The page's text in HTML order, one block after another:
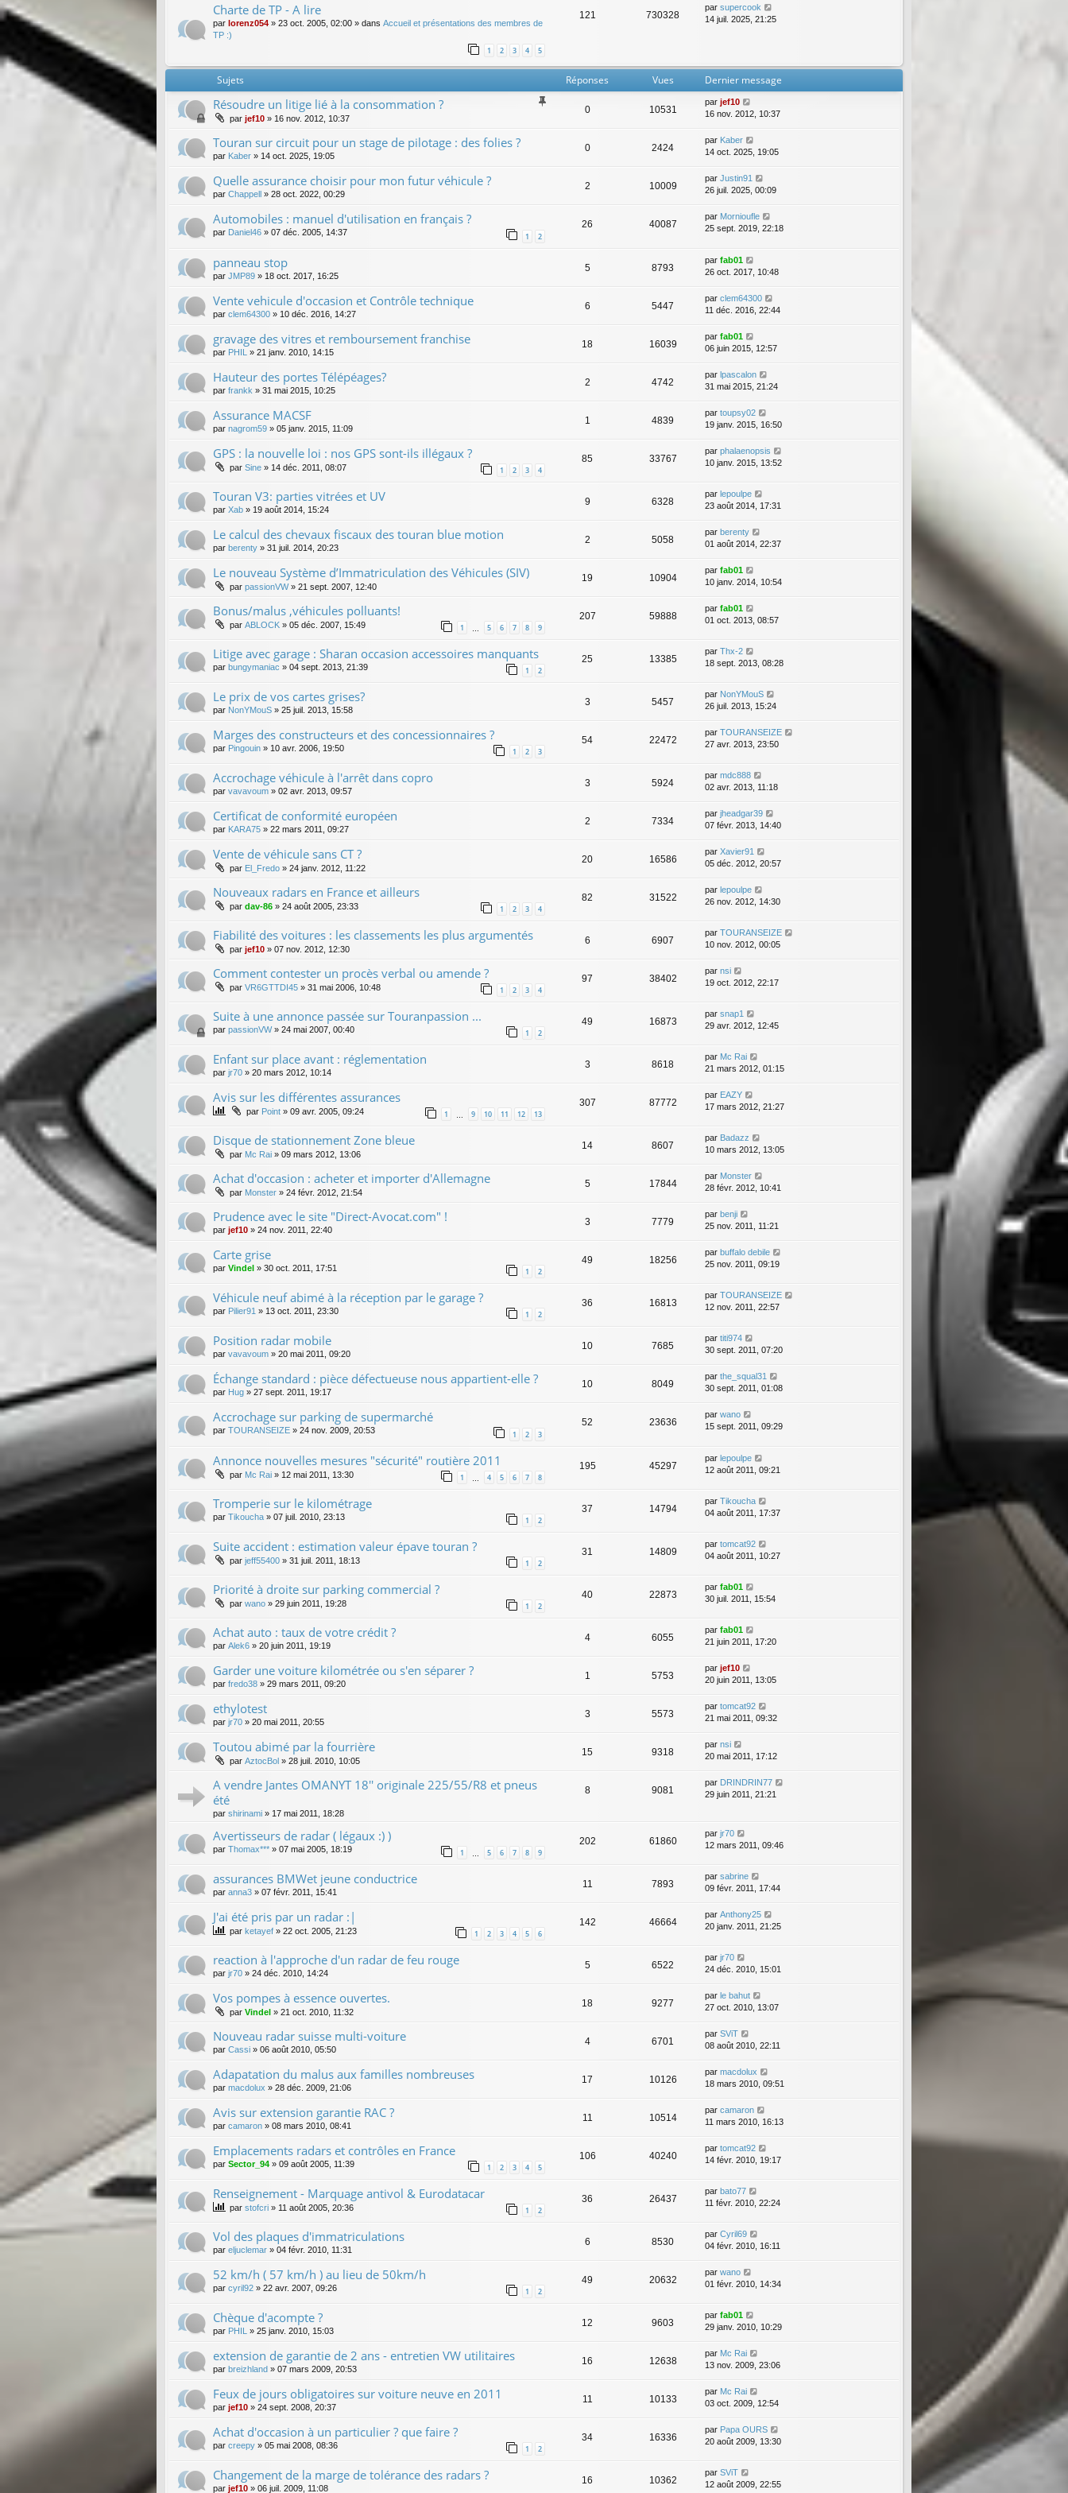
Charte de TP - A lire
par lorenz054 » 23 oct. 2005, 02:00 » dans Accueil et présentations des membres de
TP :)
1 2 3 4 5
121 730328
par supercook
14 juil. 2025, 21:25
Sujets Réponses Vues Dernier message
Résoudre un litige lié à la consommation ?
par jef10 » 16 nov. 2012, 10:37
0 10531
par jef10
16 nov. 2012, 10:37
Touran sur circuit pour un stage de pilotage : des folies ?
par Kaber » 14 oct. 2025, 19:05
0 2424
par Kaber
14 oct. 2025, 19:05
Quelle assurance choisir pour mon futur véhicule ?
par Chappell » 28 oct. 2022, 00:29
2 10009
par Justin91
26 juil. 2025, 00:09
Automobiles : manuel d'utilisation en français ?
par Daniel46 » 07 déc. 2005, 14:37 1 2
26 40087
par Mornioufle
25 sept. 2019, 22:18
panneau stop
par JMP89 » 18 oct. 2017, 16:25
5 8793
par fab01
26 oct. 2017, 10:48
Vente vehicule d'occasion et Contrôle technique
par clem64300 » 10 déc. 2016, 14:27
6 5447
par clem64300
11 déc. 2016, 22:44
gravage des vitres et remboursement franchise
par PHIL » 21 janv. 2010, 14:15
18 16039
par fab01
06 juin 2015, 12:57
Hauteur des portes Télépéages?
par frankk » 31 mai 2015, 10:25
2 4742
par lpascalon
31 mai 2015, 21:24
Assurance MACSF
par nagrom59 » 05 janv. 2015, 11:09
1 4839
par toupsy02
19 janv. 2015, 16:50
GPS : la nouvelle loi : nos GPS sont-ils illégaux ?
par Sine » 14 déc. 2011, 08:07 1 2 3 4
85 33767
par phalaenopsis
10 janv. 2015, 13:52
Touran V3: parties vitrées et UV
par Xab » 19 août 2014, 15:24
9 6328
par lepoulpe
23 août 2014, 17:31
Le calcul des chevaux fiscaux des touran blue motion
par berenty » 31 juil. 2014, 20:23
2 5058
par berenty
01 août 2014, 22:37
Le nouveau Système d’Immatriculation des Véhicules (SIV)
par passionVW» 21 sept. 2007, 12:40
19 10904
par fab01
10 janv. 2014, 10:54
Bonus/malus ,véhicules polluants!
par ABLOCK » 05 déc. 2007, 15:49 1 5 6 7 8 9
207 59888
par fab01
01 oct. 2013, 08:57
Litige avec garage : Sharan occasion accessoires manquants
par bungymaniac » 04 sept. 2013, 21:39 1 2
25 13385
par Thx-2
18 sept. 2013, 08:28
Le prix de vos cartes grises?
par NonYMouS » 25 juil. 2013, 15:58
3 5457
par NonYMouS
26 juil. 2013, 15:24
Marges des constructeurs et des concessionnaires ?
par Pingouin » 10 avr. 2006, 19:50 1 2 3
54 22472
par TOURANSEIZE
27 avr. 2013, 23:50
Accrochage véhicule à l'arrêt dans copro
par vavavoum » 02 avr. 2013, 09:57
3 5924
par mdc888
02 avr. 2013, 11:18
Certificat de conformité européen
par KARA75 » 22 mars 2011, 09:27
2 7334
par jheadgar39
07 févr. 2013, 14:40
Vente de véhicule sans CT ?
par El_Fredo » 24 janv. 2012, 11:22
20 16586
par Xavier91
05 déc. 2012, 20:57
Nouveaux radars en France et ailleurs
par dav-86 » 24 août 2005, 23:33 1 2 3 4
82 31522
par lepoulpe
26 nov. 2012, 14:30
Fiabilité des voitures : les classements les plus argumentés
par jef10 » 07 nov. 2012, 12:30
6 6907
par TOURANSEIZE
10 nov. 2012, 00:05
Comment contester un procès verbal ou amende ?
par VR6GTTDI45 » 31 mai 2006, 10:48 1 2 3 4
97 38402
par nsi
19 oct. 2012, 22:17
Suite à une annonce passée sur Touranpassion ...
par passionVW» 24 mai 2007, 00:40 1 2
49 16873
par snap1
29 avr. 2012, 12:45
Enfant sur place avant : réglementation
par jr70 » 20 mars 2012, 10:14
3 8618
par Mc Rai
21 mars 2012, 01:15
Avis sur les différentes assurances
par Point » 09 avr. 2005, 09:24 1 … 9 10 11 12 13
307 87772
par EAZY
17 mars 2012, 21:27
Disque de stationnement Zone bleue
par Mc Rai » 09 mars 2012, 13:06
14 8607
par Badazz
10 mars 2012, 13:05
Achat d'occasion : acheter et importer d'Allemagne
par Monster » 24 févr. 2012, 21:54
5 17844
par Monster
28 févr. 2012, 10:41
Prudence avec le site "Direct-Avocat.com" !
par jef10 » 24 nov. 2011, 22:40
3 7779
par benji
25 nov. 2011, 11:21
Carte grise
par Vindel » 30 oct. 2011, 17:51 1 2
49 18256
par buffalo debile
25 nov. 2011, 09:19
Véhicule neuf abimé à la réception par le garage ?
par Pilier91 » 13 oct. 2011, 23:30 1 2
36 16813
par TOURANSEIZE
12 nov. 2011, 22:57
Position radar mobile
par vavavoum » 20 mai 2011, 09:20
10 7685
par titi974
30 sept. 2011, 07:20
Échange standard : pièce défectueuse nous appartient-elle ?
par Hug » 27 sept. 2011, 19:17
10 8049
par the_squal31
30 sept. 2011, 01:08
Accrochage sur parking de supermarché
par TOURANSEIZE » 24 nov. 2009, 20:53 1 2 3
52 23636
par wano
15 sept. 2011, 09:29
Annonce nouvelles mesures "sécurité" routière 2011
par Mc Rai » 12 mai 2011, 13:30 1 4 5 6 7 8
195 45297
par lepoulpe
12 août 2011, 09:21
Tromperie sur le kilométrage
par Tikoucha » 07 juil. 2010, 23:13 1 2
37 14794
par Tikoucha
04 août 2011, 17:37
Suite accident : estimation valeur épave touran ?
par jeff55400 » 31 juil. 2011, 18:13 1 2
31 14809
par tomcat92
04 août 2011, 10:27
Priorité à droite sur parking commercial ?
par wano » 29 juin 2011, 19:28 1 2
40 22873
par fab01
30 juil. 2011, 15:54
Achat auto : taux de votre crédit ?
par Alek6 » 20 juin 2011, 19:19
4 6055
par fab01
21 juin 2011, 17:20
Garder une voiture kilométrée ou s'en séparer ?
par fredo38 » 29 mars 2011, 09:20
1 5753
par jef10
20 juin 2011, 13:05
ethylotest
par jr70 » 20 mai 2011, 20:55
3 5573
par tomcat92
21 mai 2011, 09:32
Toutou abimé par la fourrière
par AztocBol » 28 juil. 2010, 10:05
15 9318
par nsi
20 mai 2011, 17:12
A vendre Jantes OMANYT 18'' originale 225/55/R8 et pneus
été
par shirinami » 17 mai 2011, 18:28
8 9081
par DRINDRIN77
29 juin 2011, 21:21
Avertisseurs de radar ( légaux :) )
par Thomax*** » 07 mai 2005, 18:19 1 … 5 6 7 8 9
202 61860
par jr70
12 mars 2011, 09:46
assurances BMWet jeune conductrice
par anna3 » 07 févr. 2011, 15:41
11 7893
par sabrine
09 févr. 2011, 17:44
J'ai été pris par un radar :|
par ketayef » 22 oct. 2005, 21:23 1 2 3 4 5 6
142 46664
par Anthony25
20 janv. 2011, 21:25
reaction à l'approche d'un radar de feu rouge
par jr70 » 24 déc. 2010, 14:24
5 6522
par jr70
24 déc. 2010, 15:01
Vos pompes à essence ouvertes.
par Vindel » 21 oct. 2010, 11:32
18 9277
par le bahut
27 oct. 2010, 13:07
Nouveau radar suisse multi-voiture
par Cassi » 06 août 2010, 05:50
4 6701
par SViT
08 août 2010, 22:11
Adapatation du malus aux familles nombreuses
par macdolux » 28 déc. 2009, 21:06
17 10126
par macdolux
18 mars 2010, 09:51
Avis sur extension garantie RAC ?
par camaron » 08 mars 2010, 08:41
11 10514
par camaron
11 mars 2010, 16:13
Emplacements radars et contrôles en France
par Sector_94 » 09 août 2005, 11:39 1 2 3 4 5
106 40240
par tomcat92
14 févr. 2010, 19:17
Renseignement - Marquage antivol & Eurodatacar
par stofcri » 11 août 2005, 20:36 1 2
36 26437
par bato77
11 févr. 2010, 22:24
Vol des plaques d'immatriculations
par eljuclemar » 04 févr. 2010, 11:31
6 8530
par Cyril69
04 févr. 2010, 16:11
52 km/h ( 57 km/h ) au lieu de 50km/h
par cyril92 » 22 avr. 2007, 09:26 1 2
49 20632
par wano
01 févr. 2010, 14:34
Chèque d'acompte ?
par PHIL » 25 janv. 2010, 15:03
12 9603
par fab01
29 janv. 2010, 10:29
extension de garantie de 2 ans - entretien VW utilitaires
par breizhland » 07 mars 2009, 20:53
16 12638
par Mc Rai
13 nov. 2009, 23:06
Feux de jours obligatoires sur voiture neuve en 2011
par jef10 » 24 sept. 2008, 20:37
11 10133
par Mc Rai
03 oct. 2009, 12:54
Achat d'occasion à un particulier ? que faire ?
par creepy » 05 mai 2008, 08:36 1 2
34 16336
par Papa OURS
20 août 2009, 13:30
Changement de la marge de tolérance des radars ?
par jef10 » 06 juil. 2009, 11:08
16 10362
par SViT
12 août 2009, 22:55